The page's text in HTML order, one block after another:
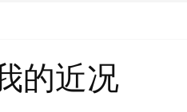
的近况